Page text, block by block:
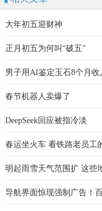
大年初五迎财神
正月初五为何叫“破五”
男子用AI鉴定玉石8个月收
春节机器人卖爆了
DeepSeek回应被指冷淡
春运坐火车 看铁路老员工
明起雨雪天气范围扩 这些
导航界面惊现强制广告！